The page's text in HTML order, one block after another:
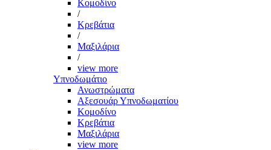
Κομοδίνο
/
Κρεβάτια
/
Μαξιλάρια
/
view more
Υπνοδωμάτιο
Ανωστρώματα
Αξεσουάρ Υπνοδωματίου
Κομοδίνο
Κρεβάτια
Μαξιλάρια
view more